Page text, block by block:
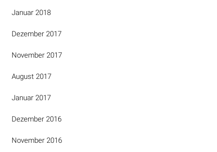
Januar 2018
Dezember 2017
November 2017
August 2017
Januar 2017
Dezember 2016
November 2016